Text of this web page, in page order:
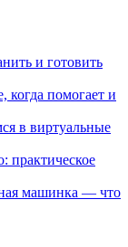
и готовить
когда помогает и
в виртуальные
практическое
машинка — что